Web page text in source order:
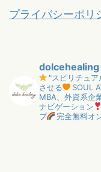
プライバシーポリ
dolcehealing
"スピリチュ
させる
SOUL
MBA、外資系企
ナビゲーション
プ
完全無料